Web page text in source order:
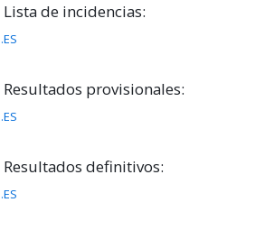
Lista de incidencias:
Resultados provisionales:
Resultados definitivos: